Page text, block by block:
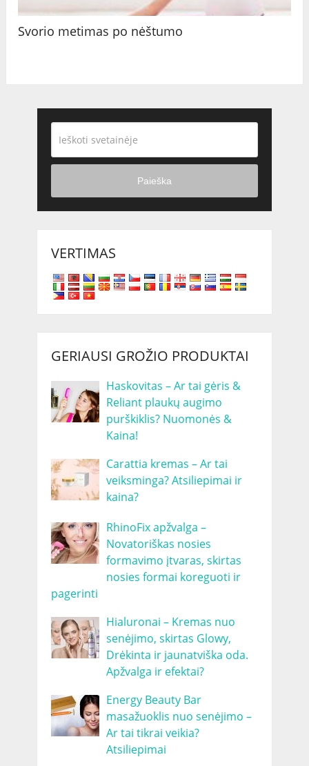
Svorio metimas po nėštumo
Paieška
VERTIMAS
GERIAUSI GROŽIO PRODUKTAI
Haskovitas – Ar tai gėris &
Reliant plaukų augimo
purškiklis? Nuomonės &
Kaina!
Carattia kremas – Ar tai
veiksminga? Atsiliepimai ir
kaina?
RhinoFix apžvalga –
Novatoriškas nosies
formavimo įtvaras, skirtas
nosies formai koreguoti ir
pagerinti
Hialuronai – Kremas nuo
senėjimo, skirtas Glowy,
Drėkinta ir jaunatviška oda.
Apžvalga ir efektai?
Energy Beauty Bar
masažuoklis nuo senėjimo –
Ar tai tikrai veikia?
Atsiliepimai